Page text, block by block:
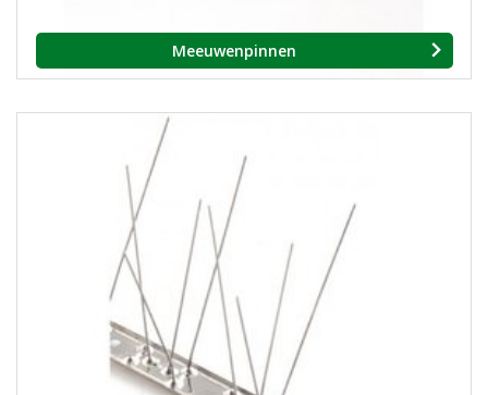
Meeuwenpinnen